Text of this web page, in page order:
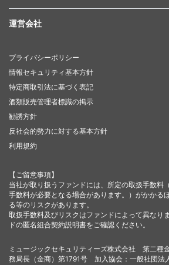
運営会社
プライバシーポリシー
情報セキュリティ基本方針
特定商取引法に基づく表記
酒類販売管理者標識の掲示
勧誘方針
反社会的勢力に対する基本方針
利用規約
【ご留意事項】
当社が取り扱うファンドには、所定の取扱手数料
手数料が必要となる場合があります。）がかかる
る等のリスクがあります。
取扱手数料及びリスクはファンドによって異なり
ドの匿名組合契約説明書をご確認ください。
ミュージックセキュリティーズ株式会社 第二
務局長（金商）第1791号 加入協会：一般社団法